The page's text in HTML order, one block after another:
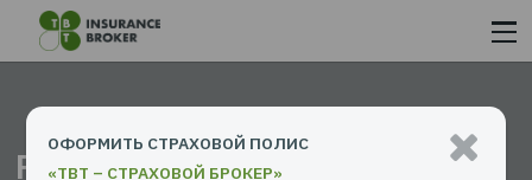
ОФОРМИТЬ СТРАХОВОЙ ПОЛИС